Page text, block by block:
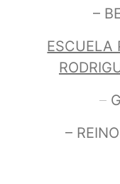
–
ESCUELA
–
–